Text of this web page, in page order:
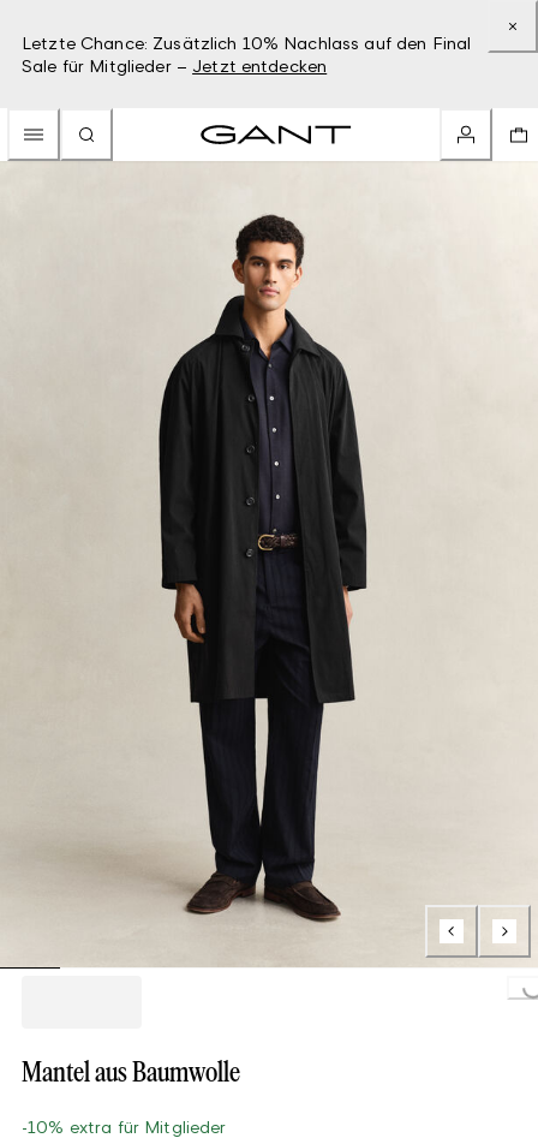
Letzte Chance: Zusätzlich 10% Nachlass auf den Final
Sale für Mitglieder – Jetzt entdecken
Loading...
Mantel aus Baumwolle
-10% extra für Mitglieder